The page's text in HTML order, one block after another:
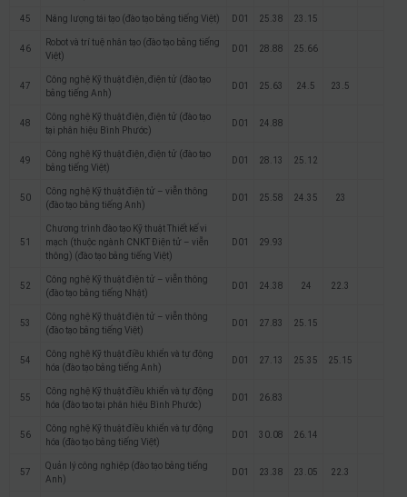
45 Năng lượng tái tạo (đào tạo bằng tiếng Việt) D01 25.38 23.15
46
Robot và trí tuệ nhân tạo (đào tạo bằng tiếng
Việt)
D01 28.88 25.66
47
Công nghệ Kỹ thuật điện, điện tử (đào tạo
bằng tiếng Anh)
D01 25.63 24.5 23.5
48
Công nghệ Kỹ thuật điện, điện tử (đào tạo
tại phân hiệu Bình Phước)
D01 24.88
49
Công nghệ Kỹ thuật điện, điện tử (đào tạo
bằng tiếng Việt)
D01 28.13 25.12
50
Công nghệ Kỹ thuật điện tử – viễn thông
(đào tạo bằng tiếng Anh)
D01 25.58 24.35 23
51
Chương trình đào tạo Kỹ thuật Thiết kế vi
mạch (thuộc ngành CNKT Điện tử – viễn
thông) (đào tạo bằng tiếng Việt)
D01 29.93
52
Công nghệ Kỹ thuật điện tử – viễn thông
(đào tạo bằng tiếng Nhật)
D01 24.38 24 22.3
53
Công nghệ Kỹ thuật điện tử – viễn thông
(đào tạo bằng tiếng Việt)
D01 27.83 25.15
54
Công nghệ Kỹ thuật điều khiển và tự động
hóa (đào tạo bằng tiếng Anh)
D01 27.13 25.35 25.15
55
Công nghệ Kỹ thuật điều khiển và tự động
hóa (đào tạo tại phân hiệu Bình Phước)
D01 26.83
56
Công nghệ Kỹ thuật điều khiển và tự động
hóa (đào tạo bằng tiếng Việt)
D01 30.08 26.14
57
Quản lý công nghiệp (đào tạo bằng tiếng
Anh)
D01 23.38 23.05 22.3